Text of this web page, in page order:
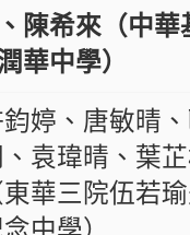
陳希來（中華
華中學）
鈞婷、唐敏晴
、袁瑋晴、葉
東華三院伍若